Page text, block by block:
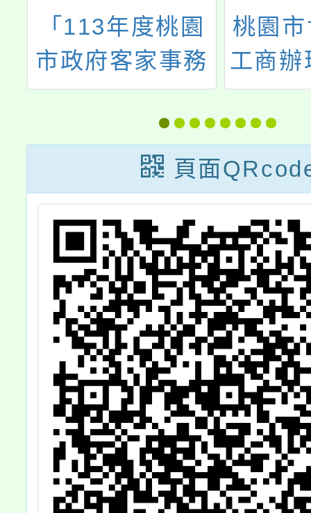
桃園市世紀綠能
工商辦理「A1-2
教師交流、完免
培力國高中教師
社群研習課程」
教育
家長
策宣
技輔
推廣
勵學
頁面